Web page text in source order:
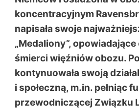
koncentracyjnym
napisała swoje
„Medaliony”, opowiadające
śmierci więźniów obozu.
kontynuowała swoją
i społeczną, m.in. pełniąc
przewodniczącej Związku